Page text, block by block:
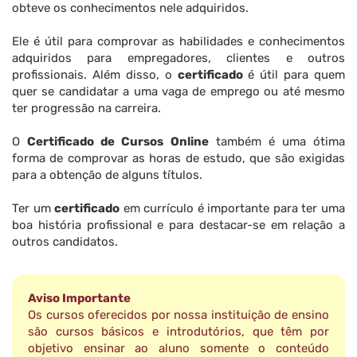
obteve os conhecimentos nele adquiridos.
Ele é útil para comprovar as habilidades e conhecimentos
adquiridos para empregadores, clientes e outros
profissionais. Além disso, o certificadoé útil para quem
quer se candidatar a uma vaga de emprego ou até mesmo
ter progressão na carreira.
OCertificado de Cursos Onlinetambém é uma ótima
forma de comprovar as horas de estudo, que são exigidas
para a obtenção de alguns títulos.
Ter umcertificado em currículo é importante para ter uma
boa história profissional e para destacar-se em relação a
outros candidatos.
Aviso Importante
Os cursos oferecidos por nossa instituição de ensino
são cursos básicos e introdutórios, que têm por
objetivo ensinar ao aluno somente o conteúdo